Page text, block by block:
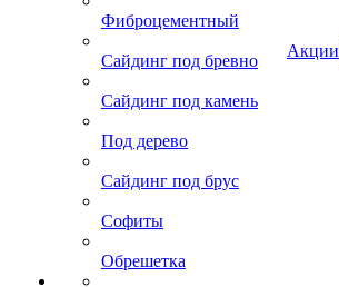
Фиброцементный
Сайдинг под бревно
Сайдинг под камень
Под дерево
Сайдинг под брус
Софиты
Обрешетка
Акции